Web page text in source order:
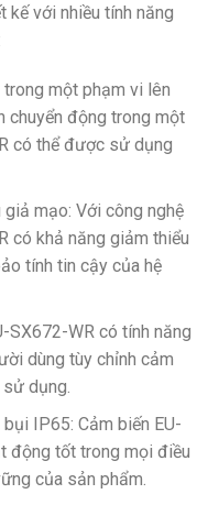
với nhiều tính năng
trong một phạm vi lên
chuyển động trong một
có thể được sử dụng
mạo: Với công nghệ
có khả năng giảm thiểu
tính tin cậy của hệ
SX672-WR có tính năng
dùng tùy chỉnh cảm
dụng.
IP65: Cảm biến EU-
động tốt trong mọi điều
của sản phẩm.